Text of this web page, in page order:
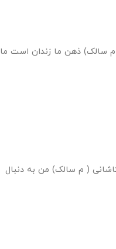
سالک) ذهن ما زندان است ما
( م سالک) من به دنبال